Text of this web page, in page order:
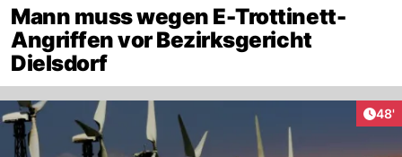
Mann muss wegen E-Trottinett-
Angriffen vor Bezirksgericht
Dielsdorf
48'